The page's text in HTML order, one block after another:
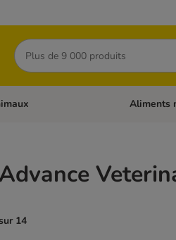
Rechercher
Chats Dérouler
Aliments
14